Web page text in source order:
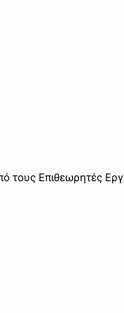
τους Επιθεωρητές